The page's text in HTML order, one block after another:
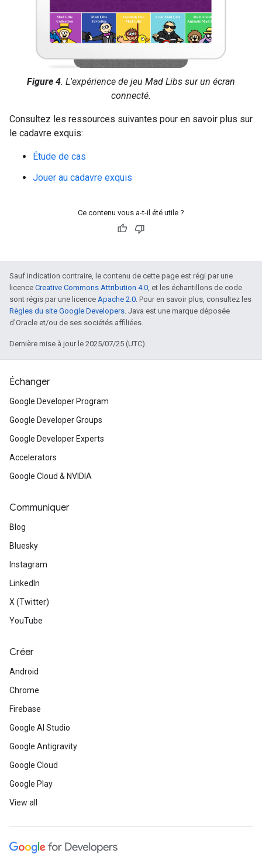
Figure 4. L'expérience de jeu Mad Libs sur un écran
connecté.
Consultez les ressources suivantes pour en savoir plus sur
le cadavre exquis:
Étude de cas
Jouer au cadavre exquis
Ce contenu vous a-t-il été utile ?
Sauf indication contraire, le contenu de cette page est régi par une
licence Creative Commons Attribution 4.0, et les échantillons de code
sont régis par une licence Apache 2.0. Pour en savoir plus, consultez les
Règles du site Google Developers. Java est une marque déposée
d'Oracle et/ou de ses sociétés affiliées.
Dernière mise à jour le 2025/07/25 (UTC).
Échanger
Google Developer Program
Google Developer Groups
Google Developer Experts
Accelerators
Google Cloud & NVIDIA
Communiquer
Blog
Bluesky
Instagram
LinkedIn
X (Twitter)
YouTube
Créer
Android
Chrome
Firebase
Google AI Studio
Google Antigravity
Google Cloud
Google Play
View all